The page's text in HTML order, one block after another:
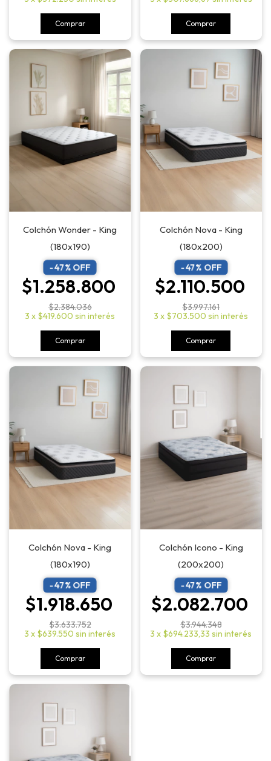
Comprar Comprar
Colchón Wonder - King
(180x190)
-47% OFF
$1.258.800
$2.384.036
3 x $419.600 sin interés
Comprar
Colchón Nova - King
(180x200)
-47% OFF
$2.110.500
$3.997.161
3 x $703.500 sin interés
Comprar
Colchón Nova - King
(180x190)
-47% OFF
$1.918.650
$3.633.752
3 x $639.550 sin interés
Comprar
Colchón Icono - King
(200x200)
-47% OFF
$2.082.700
$3.944.348
3 x $694.233,33 sin interés
Comprar